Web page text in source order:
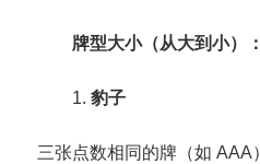
牌型大小（从大到小）：
1. 豹子
三张点数相同的牌（如 AAA